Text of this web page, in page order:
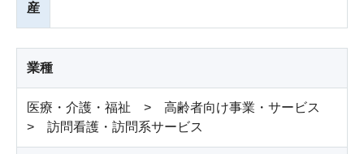
産
業種
医療・介護・福祉 > 高齢者向け事業・サービス
> 訪問看護・訪問系サービス